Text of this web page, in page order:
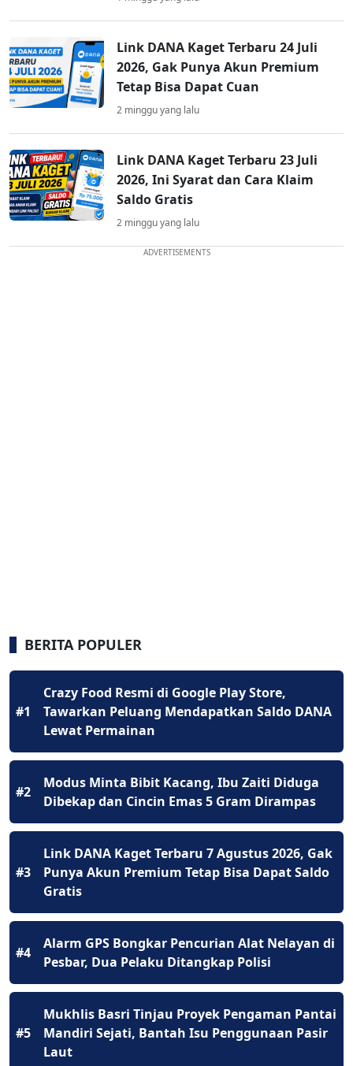
Link DANA Kaget Terbaru 24 Juli
2026, Gak Punya Akun Premium
Tetap Bisa Dapat Cuan
2 minggu yang lalu
Link DANA Kaget Terbaru 23 Juli
2026, Ini Syarat dan Cara Klaim
Saldo Gratis
2 minggu yang lalu
ADVERTISEMENTS
BERITA POPULER
#1
Crazy Food Resmi di Google Play Store,
Tawarkan Peluang Mendapatkan Saldo DANA
Lewat Permainan
#2
Modus Minta Bibit Kacang, Ibu Zaiti Diduga
Dibekap dan Cincin Emas 5 Gram Dirampas
#3
Link DANA Kaget Terbaru 7 Agustus 2026, Gak
Punya Akun Premium Tetap Bisa Dapat Saldo
Gratis
#4
Alarm GPS Bongkar Pencurian Alat Nelayan di
Pesbar, Dua Pelaku Ditangkap Polisi
#5
Mukhlis Basri Tinjau Proyek Pengaman Pantai
Mandiri Sejati, Bantah Isu Penggunaan Pasir
Laut